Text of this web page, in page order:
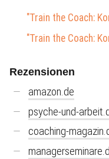
"Train the Coach:
"Train the Coach:
Rezensionen
amazon.de
psyche-und-
coaching-